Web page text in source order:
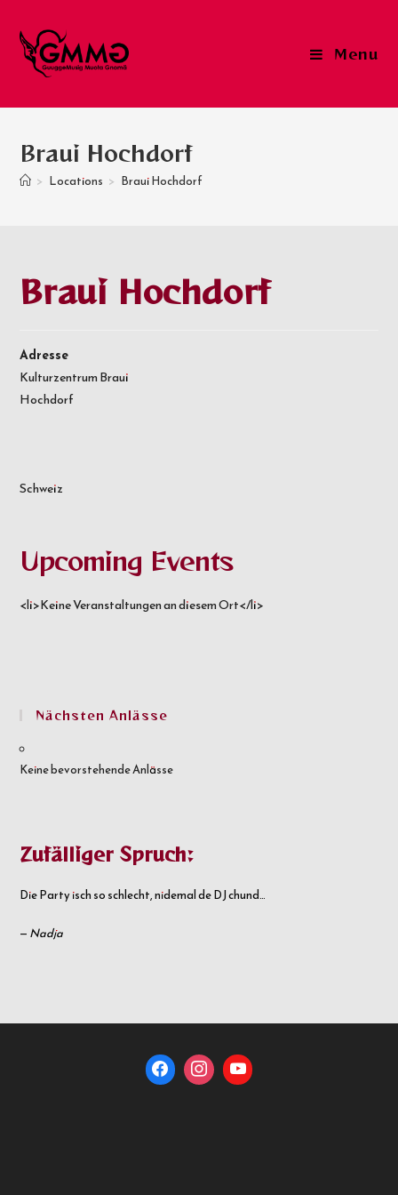
content
Menu
Braui Hochdorf
> Locations > Braui Hochdorf
Braui Hochdorf
Adresse
Kulturzentrum Braui
Hochdorf
Schweiz
Upcoming Events
<li>Keine Veranstaltungen an diesem Ort</li>
Nächsten Anlässe
Keine bevorstehende Anlässe
Zufälliger Spruch:
Die Party isch so schlecht, nidemal de DJ chund…
— Nadja